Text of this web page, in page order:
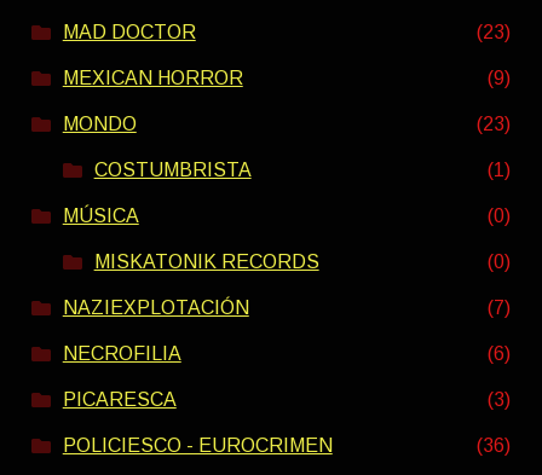
MAD DOCTOR (23)
MEXICAN HORROR (9)
MONDO (23)
COSTUMBRISTA (1)
MÚSICA (0)
MISKATONIK RECORDS (0)
NAZIEXPLOTACIÓN (7)
NECROFILIA (6)
PICARESCA (3)
POLICIESCO - EUROCRIMEN (36)